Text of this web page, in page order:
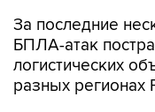
За последние
БПЛА-атак
логистических
разных регионах